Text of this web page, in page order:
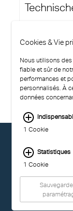
LAST
Cookies & Vie
Nous utilisons
fiable et sûr de
performances et
personnalisés. À
données
1 Cookie
Statistiques
1 Cookie